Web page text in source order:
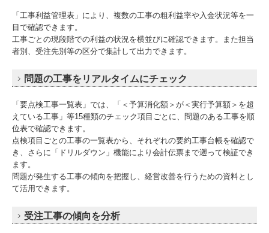
「工事利益管理表」により、複数の工事の粗利益率や入金状況等を一
目で確認できます。
工事ごとの現段階での利益の状況を横並びに確認できます。また担当
者別、受注先別等の区分で集計して出力できます。
問題の工事をリアルタイムにチェック
「要点検工事一覧表」では、「＜予算消化額＞が＜実行予算額＞を超
えている工事」等15種類のチェック項目ごとに、問題のある工事を順
位表で確認できます。
点検項目ごとの工事の一覧表から、それぞれの要約工事台帳を確認で
き、さらに「ドリルダウン」機能により会計伝票まで遡って検証でき
ます。
問題が発生する工事の傾向を把握し、経営改善を行うための資料とし
て活用できます。
受注工事の傾向を分析